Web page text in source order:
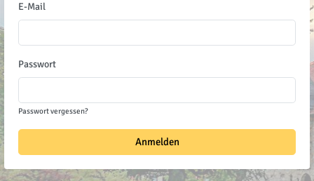
E-Mail
Passwort
Passwort vergessen?
Anmelden